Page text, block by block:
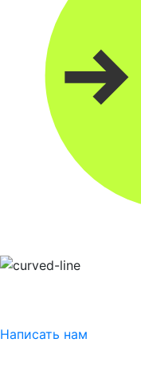
Написать нам